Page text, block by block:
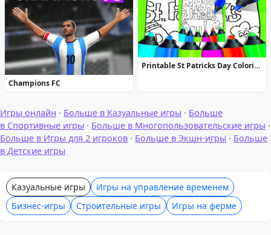
Champions FC
Printable St Patricks Day Coloring Pages
Игры онлайн · Больше в Казуальные игры · Больше
в Спортивные игры · Больше в Многопользовательские игры ·
Больше в Игры для 2 игроков · Больше в Экшн-игры · Больше
в Детские игры
Казуальные игры
Игры на управление временем
Бизнес-игры
Строительные игры Игры на ферме